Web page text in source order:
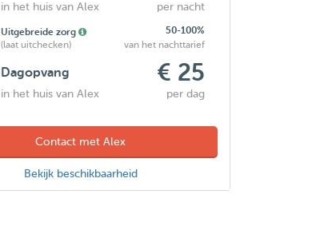
in het huis van Alex per nacht
Uitgebreide zorg
50-100%
(laat uitchecken)
van het nachttarief
Dagopvang € 25
in het huis van Alex per dag
Contact met Alex
Bekijk beschikbaarheid